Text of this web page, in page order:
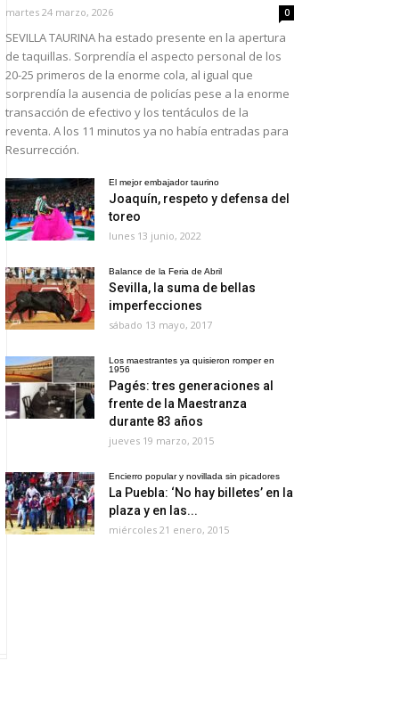
martes 24 marzo, 2026 0
SEVILLA TAURINA ha estado presente en la apertura
de taquillas. Sorprendía el aspecto personal de los
20-25 primeros de la enorme cola, al igual que
sorprendía la ausencia de policías pese a la enorme
transacción de efectivo y los tentáculos de la
reventa. A los 11 minutos ya no había entradas para
Resurrección.
El mejor embajador taurino
Joaquín, respeto y defensa del
toreo
lunes 13 junio, 2022
Balance de la Feria de Abril
Sevilla, la suma de bellas
imperfecciones
sábado 13 mayo, 2017
Los maestrantes ya quisieron romper en
1956
Pagés: tres generaciones al
frente de la Maestranza
durante 83 años
jueves 19 marzo, 2015
Encierro popular y novillada sin picadores
La Puebla: ‘No hay billetes’ en la
plaza y en las...
miércoles 21 enero, 2015